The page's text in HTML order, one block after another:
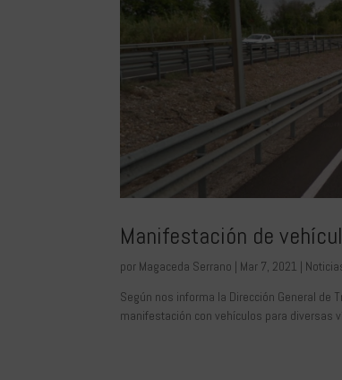
Manifestación de
por Magaceda Serrano | Mar 7, 2021 |
Según nos informa la Dirección General de
manifestación con vehículos para diversas